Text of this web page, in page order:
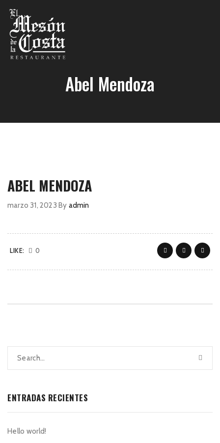
Abel Mendoza
ABEL MENDOZA
marzo 31, 2023 By admin
LIKE: 0
ENTRADAS RECIENTES
Hello world!